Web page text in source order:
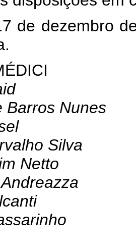
de dezembro
Barros Nunes
Silva
Netto